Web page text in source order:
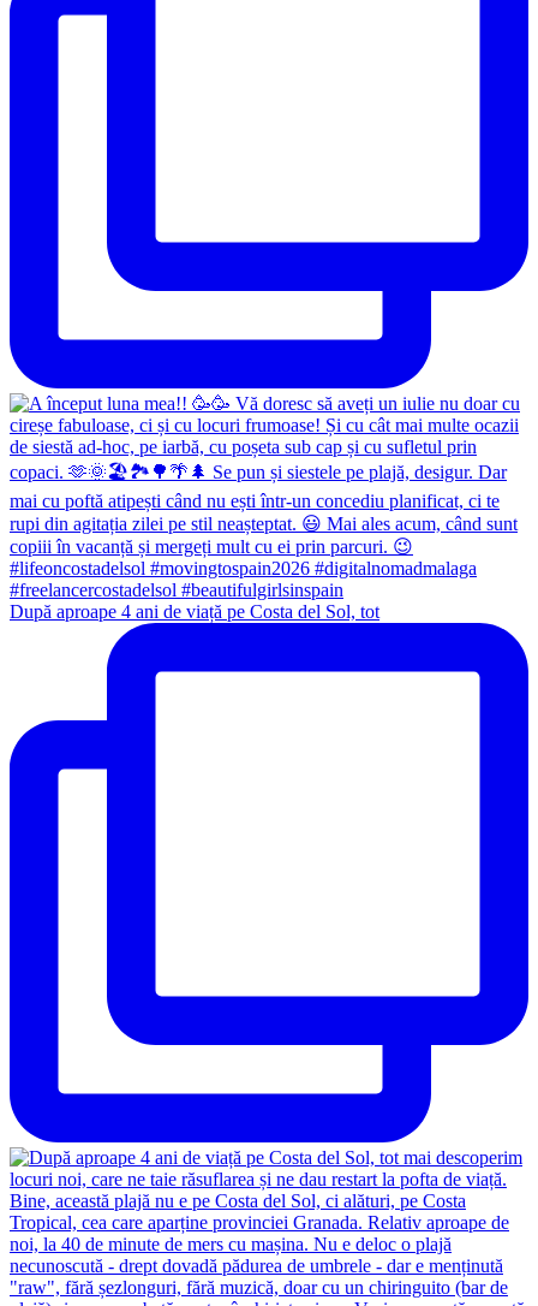
După aproape 4 ani de viață pe Costa del Sol, tot